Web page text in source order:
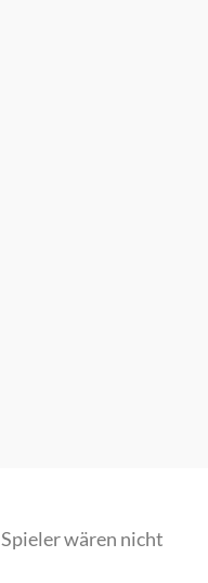
Spieler wären nicht